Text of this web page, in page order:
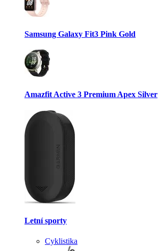
Samsung Galaxy Fit3 Pink Gold
Amazfit Active 3 Premium Apex Silver
Letní sporty
Cyklistika